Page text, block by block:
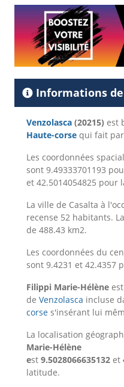
Informations
Venzolasca (20215) est
Haute-corse qui fait
Les coordonnées
sont 9.49333701193
et 42.5014054825 pour
La ville de Casalta à
recense 52 habitants.
de 488.43 km2.
Les coordonnées du
sont 9.4231 et 42.4357
Filippi Marie-Hélène
de Venzolasca incluse
corse s'insérant lui
La localisation
Marie-Hélène
est 9.5028066635132 et
latitude.